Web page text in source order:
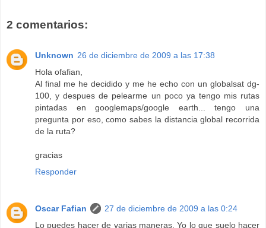
2 comentarios:
Unknown 26 de diciembre de 2009 a las 17:38
Hola ofafian,
Al final me he decidido y me he echo con un globalsat dg-
100, y despues de pelearme un poco ya tengo mis rutas
pintadas en googlemaps/google earth... tengo una
pregunta por eso, como sabes la distancia global recorrida
de la ruta?
gracias
Responder
Oscar Fafian
27 de diciembre de 2009 a las 0:24
Lo puedes hacer de varias maneras. Yo lo que suelo hacer